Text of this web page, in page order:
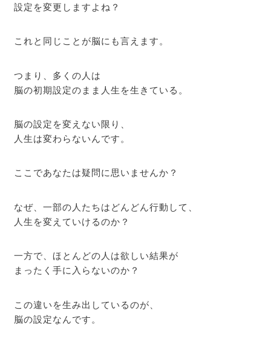
設定を変更しますよね？
これと同じことが脳にも言えます。
つまり、多くの人は
脳の初期設定のまま人生を生きている。
脳の設定を変えない限り、
人生は変わらないんです。
ここであなたは疑問に思いませんか？
なぜ、一部の人たちはどんどん行動して、
人生を変えていけるのか？
一方で、ほとんどの人は欲しい結果が
まったく手に入らないのか？
この違いを生み出しているのが、
脳の設定なんです。